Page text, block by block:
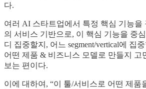
다.
여러 AI 스타트업에서 특정 핵심 기능을
의 서비스 기반으로, 이 핵심 기능을 중
디 집중할지, 어느 segment/vertical에 집
어떤 제품 & 비즈니스 모델로 만들지 고
보는 편이다.
이에 대하여, “이 툴/서비스로 어떤 제품